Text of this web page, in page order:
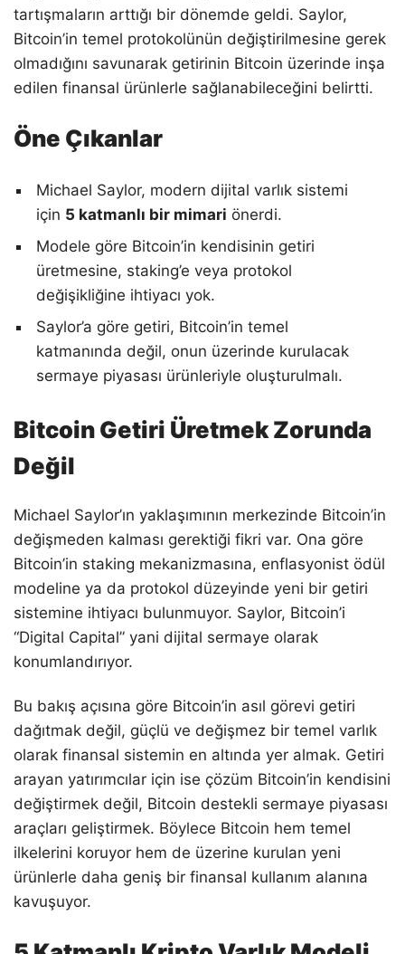
tartışmaların arttığı bir dönemde geldi. Saylor,
Bitcoin’in temel protokolünün değiştirilmesine gerek
olmadığını savunarak getirinin Bitcoin üzerinde inşa
edilen finansal ürünlerle sağlanabileceğini belirtti.
Öne Çıkanlar
Michael Saylor, modern dijital varlık sistemi
için 5 katmanlı bir mimari önerdi.
Modele göre Bitcoin’in kendisinin getiri
üretmesine, staking’e veya protokol
değişikliğine ihtiyacı yok.
Saylor’a göre getiri, Bitcoin’in temel
katmanında değil, onun üzerinde kurulacak
sermaye piyasası ürünleriyle oluşturulmalı.
Bitcoin Getiri Üretmek Zorunda
Değil
Michael Saylor’ın yaklaşımının merkezinde Bitcoin’in
değişmeden kalması gerektiği fikri var. Ona göre
Bitcoin’in staking mekanizmasına, enflasyonist ödül
modeline ya da protokol düzeyinde yeni bir getiri
sistemine ihtiyacı bulunmuyor. Saylor, Bitcoin’i
“Digital Capital” yani dijital sermaye olarak
konumlandırıyor.
Bu bakış açısına göre Bitcoin’in asıl görevi getiri
dağıtmak değil, güçlü ve değişmez bir temel varlık
olarak finansal sistemin en altında yer almak. Getiri
arayan yatırımcılar için ise çözüm Bitcoin’in kendisini
değiştirmek değil, Bitcoin destekli sermaye piyasası
araçları geliştirmek. Böylece Bitcoin hem temel
ilkelerini koruyor hem de üzerine kurulan yeni
ürünlerle daha geniş bir finansal kullanım alanına
kavuşuyor.